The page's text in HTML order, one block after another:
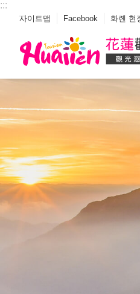
Select
:::
사이트맵 Facebook 화롄 현